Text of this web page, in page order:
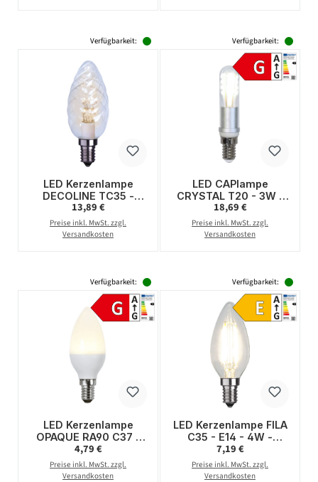
Verfügbarkeit:
LED Kerzenlampe
DECOLINE TC35 -
0,9W - E14 -
warmweiss 2600K -
55lm
Regulärer Preis:
13,89 €
Preise inkl. MwSt. zzgl.
Versandkosten
Verfügbarkeit:
LED CAPlampe
CRYSTAL T20 - 3W -
E14 - warmweiss
2700K - 220lm -
dimmbar
Regulärer Preis:
18,69 €
Preise inkl. MwSt. zzgl.
Versandkosten
Verfügbarkeit:
LED Kerzenlampe
OPAQUE RA90 C37 -
2W - E14 - warmweiss
2700K- 136lm
Regulärer Preis:
4,79 €
Preise inkl. MwSt. zzgl.
Versandkosten
Verfügbarkeit:
LED Kerzenlampe FILA
C35 - E14 - 4W -
warmweiss 2700K -
470lm - klar
Regulärer Preis:
7,19 €
Preise inkl. MwSt. zzgl.
Versandkosten